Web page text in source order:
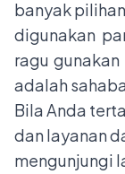
banyak
digunakan
ragu
adalah
Bila Anda
dan layanan
mengunjungi